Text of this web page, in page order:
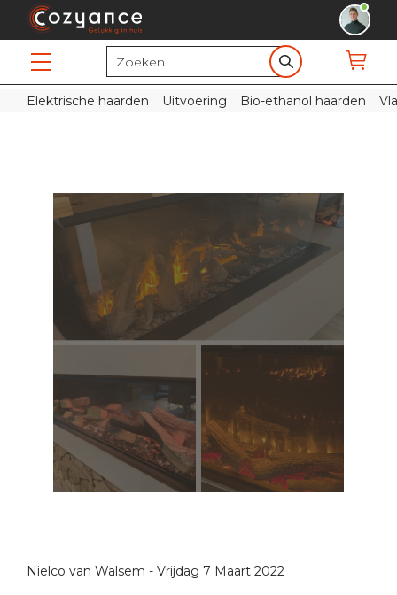
Elektrische haarden Uitvoering Bio-ethanol haarden
Nielco van Walsem - Vrijdag 7 Maart 2022